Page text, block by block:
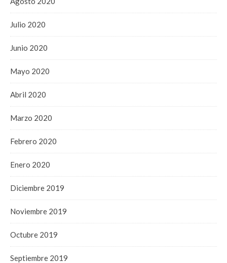
Julio 2020
Junio 2020
Mayo 2020
Abril 2020
Marzo 2020
Febrero 2020
Enero 2020
Diciembre 2019
Noviembre 2019
Octubre 2019
Septiembre 2019